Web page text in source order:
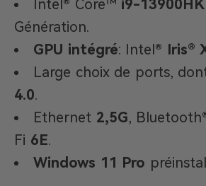
Intel® Core™ i9-13900HK
Génération.
GPU intégré: Intel® Iris®
Large choix de ports,
4.0.
Ethernet 2,5G,
Fi 6E.
Windows 11 Pro